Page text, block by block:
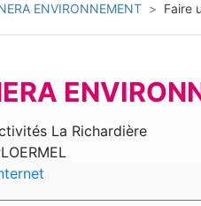
ENVIRONNEMENT Faire
La Richardière